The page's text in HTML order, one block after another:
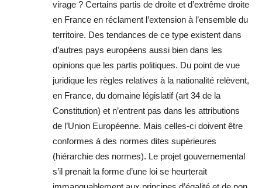
virage ? Certains partis de droite et d’extrême droite
en France en réclament l’extension à l’ensemble du
territoire. Des tendances de ce type existent dans
d’autres pays européens aussi bien dans les
opinions que les partis politiques. Du point de vue
juridique les règles relatives à la nationalité relèvent,
en France, du domaine législatif (art 34 de la
Constitution) et n’entrent pas dans les attributions
de l’Union Européenne. Mais celles-ci doivent être
conformes à des normes dites supérieures
(hiérarchie des normes). Le projet gouvernemental
s’il prenait la forme d’une loi se heurterait